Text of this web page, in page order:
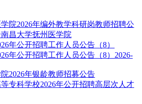
院2026年编外教学科研岗教师招聘公
昌大学抚州医学院
年公开招聘工作人员公告（8）
年公开招聘工作人员公告（8）2026-
2026年银龄教师招募公告
专科学校2026年公开招聘高层次人才